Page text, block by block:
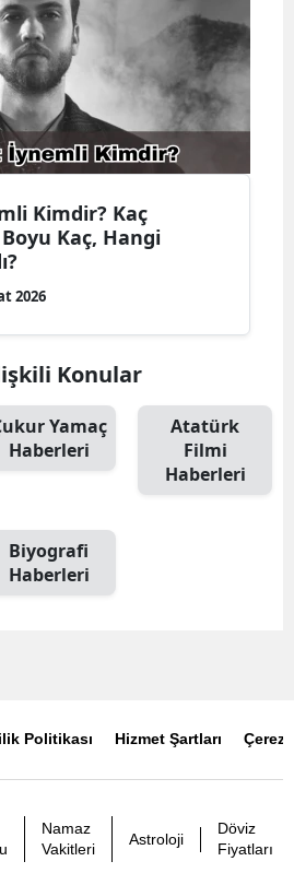
Kimdir? Kaç
Kaç, Hangi
2026
Konular
Yamaç
Haberleri
Atatürk
Filmi
Haberleri
Biyografi
Haberleri
Politikası Hizmet Şartları Çerez
Namaz
Vakitleri
Astroloji
Döviz
Fiyatları